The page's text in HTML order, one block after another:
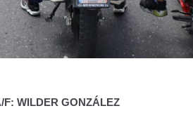
WILDER GONZÁLEZ